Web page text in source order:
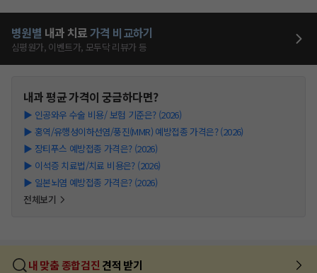
병원별 내과 치료가격 비교하기
심평원가, 이벤트가, 모두닥 리뷰가 등
내과평균 가격이 궁금하다면?
▶ 인공와우 수술 비용/ 보험 기준은? (2026)
▶ 홍역/유행성이하선염/풍진(MMR) 예방접종 가격은? (2026)
▶ 장티푸스 예방접종 가격은? (2026)
▶ 이석증 치료법/치료 비용은? (2026)
▶ 일본뇌염 예방접종 가격은? (2026)
전체보기
내 맞춤 종합검진 견적 받기